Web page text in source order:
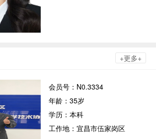
+更多+
会员号：N0.3334
年龄：35岁
学历：本科
工作地：宜昌市伍家岗区